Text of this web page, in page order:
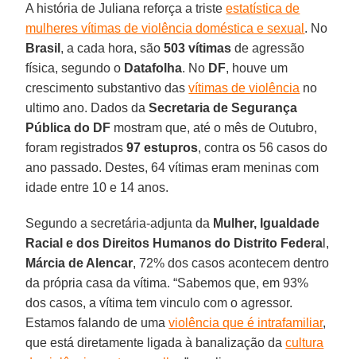
A história de Juliana reforça a tristeestatística de
mulheres vítimas de violência doméstica e sexual . No
Brasil , a cada hora, são503 vítimas de agressão
física, segundo o Datafolha. No DF, houve um
crescimento substantivo dasvítimas de violência no
ultimo ano. Dados daSecretaria de Segurança
Pública do DF mostram que, até o mês de Outubro,
foram registrados97 estupros, contra os 56 casos do
ano passado. Destes, 64 vítimas eram meninas com
idade entre 10 e 14 anos.
Segundo a secretária-adjunta da Mulher, Igualdade
Racial e dos Direitos Humanos do Distrito Federa l,
Márcia de Alencar, 72% dos casos acontecem dentro
da própria casa da vítima. “Sabemos que, em 93%
dos casos, a vítima tem vinculo com o agressor.
Estamos falando de umaviolência que é intrafamiliar,
que está diretamente ligada à banalização dacultura